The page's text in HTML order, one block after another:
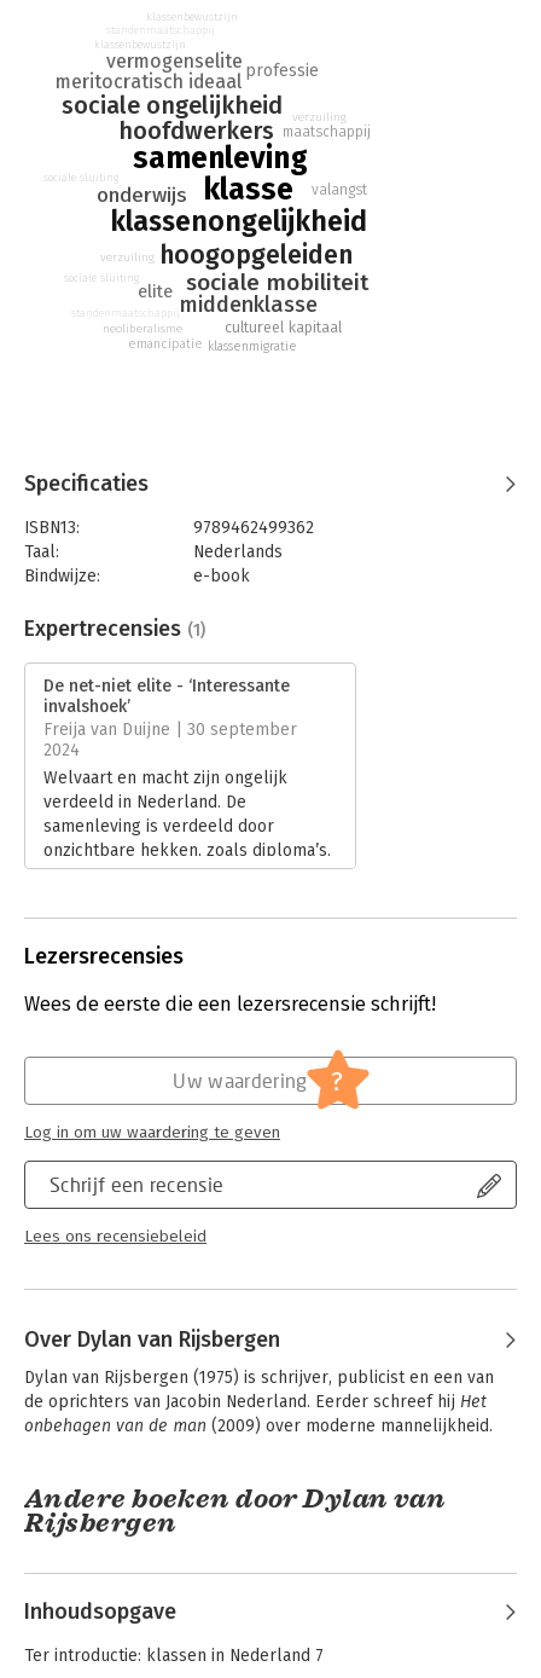
tegenstrijdige belangen, waarden en neuroses van deze groep.
Hij vertaalt werk van Amerikaanse denkers over klasse naar de
Nederlandse context, en kijkt door die bril naar het
Nederlandse debat over ongelijkheid. De conclusie? Dat óók
hoogopgeleiden baat hebben bij een rechtvaardigere,
gelijkwaardigere samenleving.
samenleving
klasse
klassenongelijkheid
hoofdwerkers
hoogopgeleiden
sociale ongelijkheid
sociale mobiliteit
onderwijs
middenklasse
meritocratisch ideaal
vermogenselite
elite
professie
maatschappij
cultureel kapitaal
valangst
klassenmigratie
emancipatie
neoliberalisme
verzuiling
standenmaatschappij
sociale sluiting
klassenbewustzijn
verzuiling
standenmaatschappij
sociale sluiting
klassenbewustzijn
Specificaties
ISBN13:
9789462499362
Taal:
Nederlands
Bindwijze:
e-book
Bestandsformaat:
epub
Uitgever:
Amsterdam University Press
Druk:
1
Verschijningsdatum:
20-3-2024
Hoofdrubriek: Mens en maatschappij
Expertrecensies (1)
De net-niet elite - ‘Interessante
invalshoek’
Freija van Duijne | 30 september
2024
Welvaart en macht zijn ongelijk
verdeeld in Nederland. De
samenleving is verdeeld door
onzichtbare hekken, zoals diploma’s.
Aan de goede kant zijn mensen
gelukkiger. De andere kant is een
gevreesde plek waar op neer wordt
minder zichtbaar is en nog
topmanagers en rijke eigenaren. Zij
leeft in duizelingwekkende rijkdom.
Lezersrecensies
Wees de eerste die een lezersrecensie schrijft!
Schrijf een recensie
Lees ons recensiebeleid
Uw waardering ?
Log in om uw waardering te geven
Over Dylan van Rijsbergen
Dylan van Rijsbergen (1975) is schrijver, publicist en een van
de oprichters van Jacobin Nederland. Eerder schreef hij Het
onbehagen van de man (2009) over moderne mannelijkheid.
Andere boeken door Dylan van
Rijsbergen
Inhoudsopgave
Ter introductie: klassen in Nederland 7